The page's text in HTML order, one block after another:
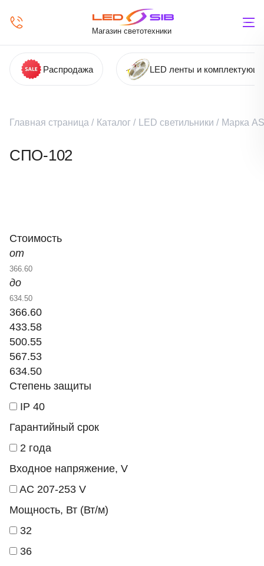
Магазин светотехники
Распродажа LED ленты и
Главная страница / Каталог / LED светильники / Марка
СПО-102
Стоимость
от
до
366.60
433.58
500.55
567.53
634.50
Степень защиты
IP 40
Гарантийный срок
2 года
Входное напряжение, V
AC 207-253 V
Мощность, Вт (Вт/м)
32
36